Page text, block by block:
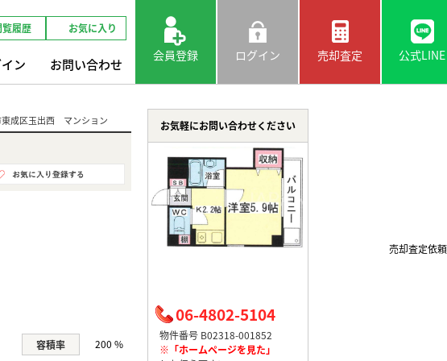
覧履歴 お気に入り
ン お問い合わせ
会員登録 ログイン 売却査定 公式LINE
東成区玉出西 マンション
容積率 200 %
お気軽にお問い合わせください
06-4802-5104
物件番号 B02318-001852
※「ホームページを見た」
売却査定依頼